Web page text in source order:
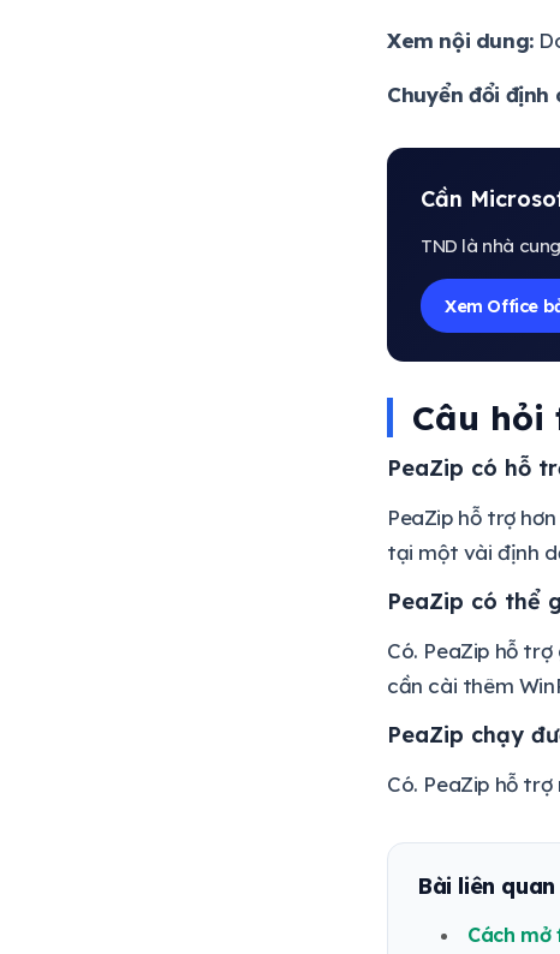
Xem nội dung:
Chuyển đổi định
Cần
TND là nhà
Xem Office
Câu hỏi
PeaZip có hỗ
PeaZip hỗ trợ
tại một vài định
PeaZip có thể
Có. PeaZip hỗ
cần cài thêm
PeaZip chạy
Có. PeaZip hỗ
Bài liên quan
Cách mở